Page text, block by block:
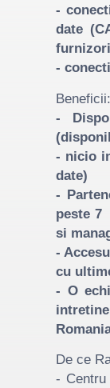
-
date
-
Beneficii:
-
- nicio
date)
-
peste 7
si
-
cu
- O
De ce
-